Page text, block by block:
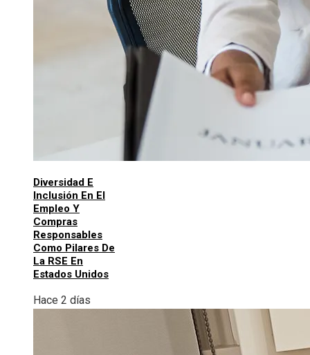
Diversidad E
Inclusión En El
Empleo Y
Compras
Responsables
Como Pilares De
La RSE En
Estados Unidos
Hace 2 días